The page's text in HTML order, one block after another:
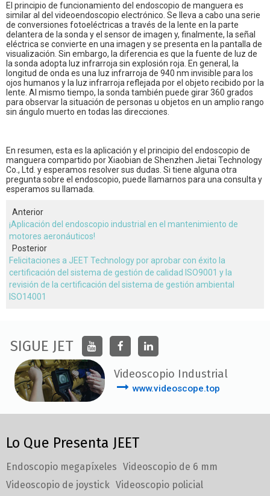
El principio de funcionamiento del endoscopio de manguera es
similar al del videoendoscopio electrónico. Se lleva a cabo una serie
de conversiones fotoeléctricas a través de la lente en la parte
delantera de la sonda y el sensor de imagen y, finalmente, la señal
eléctrica se convierte en una imagen y se presenta en la pantalla de
visualización. Sin embargo, la diferencia es que la fuente de luz de
la sonda adopta luz infrarroja sin explosión roja. En general, la
longitud de onda es una luz infrarroja de 940 nm invisible para los
ojos humanos y la luz infrarroja reflejada por el objeto recibido por la
lente. Al mismo tiempo, la sonda también puede girar 360 grados
para observar la situación de personas u objetos en un amplio rango
sin ángulo muerto en todas las direcciones.
En resumen, esta es la aplicación y el principio del endoscopio de
manguera compartido por Xiaobian de Shenzhen Jietai Technology
Co., Ltd. y esperamos resolver sus dudas. Si tiene alguna otra
pregunta sobre el endoscopio, puede llamarnos para una consulta y
esperamos su llamada.
Anterior
¡Aplicación del endoscopio industrial en el mantenimiento de
motores aeronáuticos!
Posterior
Felicitaciones a JEET Technology por aprobar con éxito la
certificación del sistema de gestión de calidad ISO9001 y la
revisión de la certificación del sistema de gestión ambiental
ISO14001
SIGUE JET
Videoscopio Industrial
www.videoscope.top
Lo Que Presenta JEET
Endoscopio megapíxeles Videoscopio de 6 mm
Videoscopio de joystick Videoscopio policial